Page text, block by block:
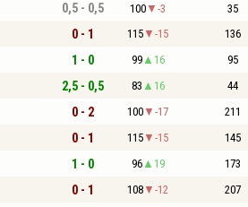
0,5 - 0,5 100 -3 35
0 - 1 115 -15 136
1 - 0 99 16 95
2,5 - 0,5 83 16 44
0 - 2 100 -17 211
0 - 1 115 -15 145
1 - 0 96 19 173
0 - 1 108 -12 207